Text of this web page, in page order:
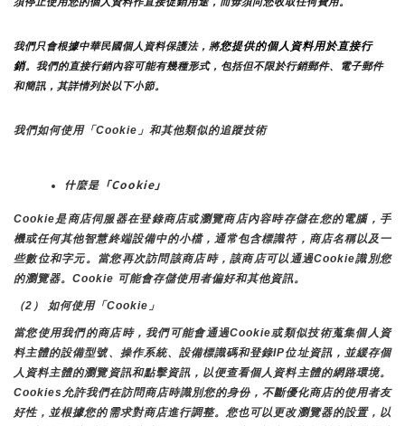
我們只會根據中華民國個人資料保護法，將您提供的個人資料用於直接行
銷。我們的直接行銷內容可能有幾種形式，包括但不限於行銷郵件、電子郵件
和簡訊，其詳情列於以下小節。
我們如何使用「Cookie」和其他類似的追蹤技術
什麼是「Cookie」
Cookie是商店伺服器在登錄商店或瀏覽商店內容時存儲在您的電腦，手
機或任何其他智慧終端設備中的小檔，通常包含標識符，商店名稱以及一
些數位和字元。當您再次訪問該商店時，該商店可以通過Cookie識別您
的瀏覽器。Cookie 可能會存儲使用者偏好和其他資訊。
（2） 如何使用「Cookie」
當您使用我們的商店時，我們可能會通過Cookie或類似技術蒐集個人資
料主體的設備型號、操作系統、設備標識碼和登錄IP位址資訊，並緩存個
人資料主體的瀏覽資訊和點擊資訊，以便查看個人資料主體的網路環境。
Cookies允許我們在訪問商店時識別您的身份，不斷優化商店的使用者友
好性，並根據您的需求對商店進行調整。您也可以更改瀏覽器的設置，以